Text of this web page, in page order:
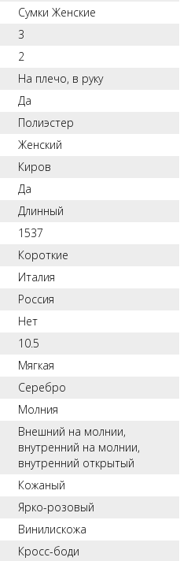
Сумки Женские
3
2
На плечо, в руку
Да
Полиэстер
Женский
Киров
Да
Длинный
1537
Короткие
Италия
Россия
Нет
10.5
Мягкая
Серебро
Молния
Внешний на молнии,
внутренний на молнии,
внутренний открытый
Кожаный
Ярко-розовый
Винилискожа
Кросс-боди